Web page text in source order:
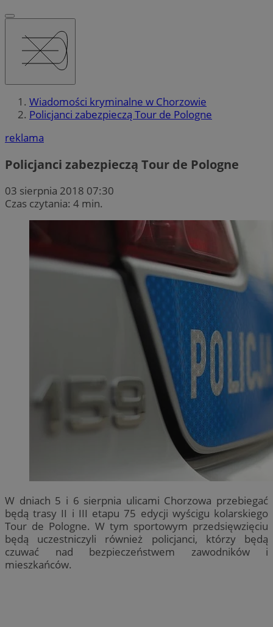
Wiadomości kryminalne w Chorzowie
Policjanci zabezpieczą Tour de Pologne
reklama
Policjanci zabezpieczą Tour de Pologne
03 sierpnia 2018 07:30
Czas czytania: 4 min.
W dniach 5 i 6 sierpnia ulicami Chorzowa przebiegać
będą trasy II i III etapu 75 edycji wyścigu kolarskiego
Tour de Pologne. W tym sportowym przedsięwzięciu
będą uczestniczyli również policjanci, którzy będą
czuwać nad bezpieczeństwem zawodników i
mieszkańców.